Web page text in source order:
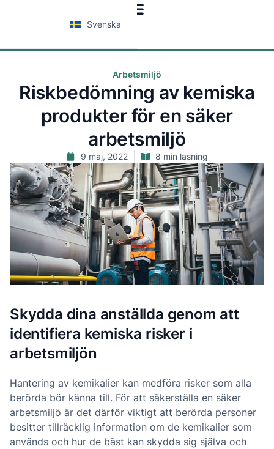
Svenska
Arbetsmiljö
Riskbedömning av kemiska
produkter för en säker
arbetsmiljö
9 maj, 2022 8 min läsning
Skydda dina anställda genom att
identifiera kemiska risker i
arbetsmiljön
Hantering av kemikalier kan medföra risker som alla
berörda bör känna till. För att säkerställa en säker
arbetsmiljö är det därför viktigt att berörda personer
besitter tillräcklig information om de kemikalier som
används och hur de bäst kan skydda sig själva och